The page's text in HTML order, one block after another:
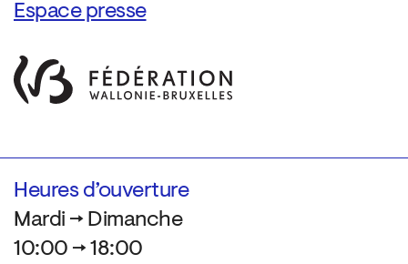
Espace presse
Heures d’ouverture
Mardi → Dimanche
10:00 → 18:00